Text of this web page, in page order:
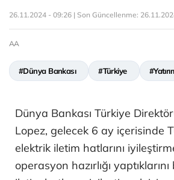
26.11.2024 - 09:26 | Son Güncellenme:
AA
#Dünya Bankası #Türkiye
Dünya Bankası Türkiye
Lopez, gelecek 6 ay içerisinde
elektrik iletim hatlarını
operasyon hazırlığı